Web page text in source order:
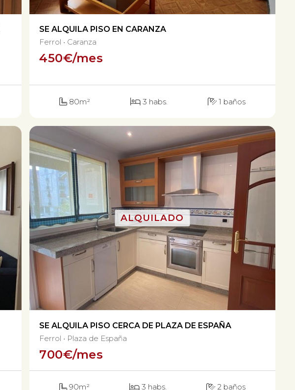
SE ALQUILA PISO EN CARANZA
450€/mes
80m² 3 habs. 1 baños
Ferrol Caranza
SE ALQUILA PISO CERCA DE PLAZA DE ESPAÑA
700€/mes
90m² 3 habs. 2 baños
Ferrol Plaza de España